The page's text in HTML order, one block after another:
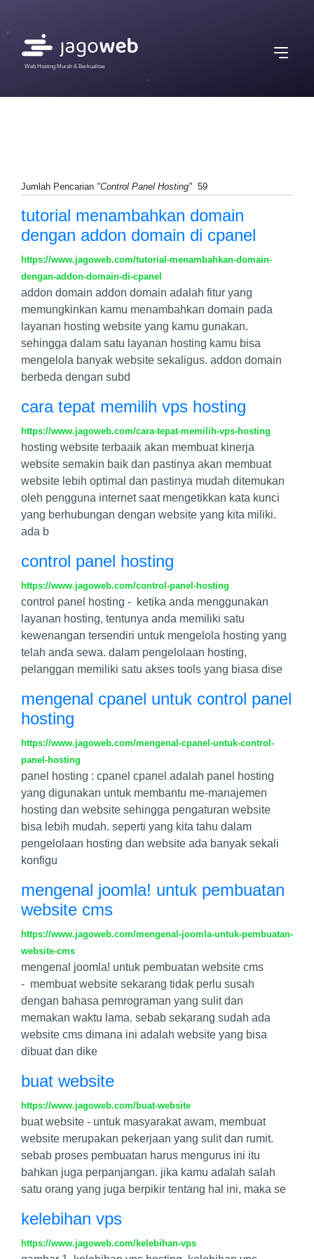
Web Hosting Murah & Berkualitas
Jumlah Pencarian "Control Panel Hosting" 59
tutorial menambahkan domain
dengan addon domain di cpanel
https://www.jagoweb.com/tutorial-menambahkan-domain-
dengan-addon-domain-di-cpanel
addon domain addon domain adalah fitur yang
memungkinkan kamu menambahkan domain pada
layanan hosting website yang kamu gunakan.
sehingga dalam satu layanan hosting kamu bisa
mengelola banyak website sekaligus. addon domain
berbeda dengan subd
cara tepat memilih vps hosting
https://www.jagoweb.com/cara-tepat-memilih-vps-hosting
hosting website terbaaik akan membuat kinerja
website semakin baik dan pastinya akan membuat
website lebih optimal dan pastinya mudah ditemukan
oleh pengguna internet saat mengetikkan kata kunci
yang berhubungan dengan website yang kita miliki.
ada b
control panel hosting
https://www.jagoweb.com/control-panel-hosting
control panel hosting - ketika anda menggunakan
layanan hosting, tentunya anda memiliki satu
kewenangan tersendiri untuk mengelola hosting yang
telah anda sewa. dalam pengelolaan hosting,
pelanggan memiliki satu akses tools yang biasa dise
mengenal cpanel untuk control panel
hosting
https://www.jagoweb.com/mengenal-cpanel-untuk-control-
panel-hosting
panel hosting : cpanel cpanel adalah panel hosting
yang digunakan untuk membantu me-manajemen
hosting dan website sehingga pengaturan website
bisa lebih mudah. seperti yang kita tahu dalam
pengelolaan hosting dan website ada banyak sekali
konfigu
mengenal joomla! untuk pembuatan
website cms
https://www.jagoweb.com/mengenal-joomla-untuk-pembuatan-
website-cms
mengenal joomla! untuk pembuatan website cms
- membuat website sekarang tidak perlu susah
dengan bahasa pemrograman yang sulit dan
memakan waktu lama. sebab sekarang sudah ada
website cms dimana ini adalah website yang bisa
dibuat dan dike
buat website
https://www.jagoweb.com/buat-website
buat website - untuk masyarakat awam, membuat
website merupakan pekerjaan yang sulit dan rumit.
sebab proses pembuatan harus mengurus ini itu
bahkan juga perpanjangan. jika kamu adalah salah
satu orang yang juga berpikir tentang hal ini, maka se
kelebihan vps
https://www.jagoweb.com/kelebihan-vps